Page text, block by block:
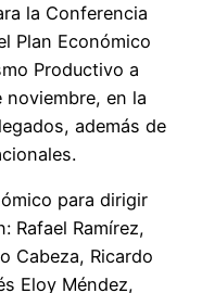
la Conferencia
Plan Económico
Productivo a
noviembre, en la
además de
para dirigir
Rafael Ramírez,
Cabeza, Ricardo
Eloy Méndez,